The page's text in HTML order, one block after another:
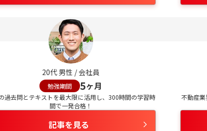
20代男性 /会社員
勉強期間 5ヶ月
過去問とテキストを最大限に活用し、300時間の学習時
間で一発合格！
記事を見る
不動産